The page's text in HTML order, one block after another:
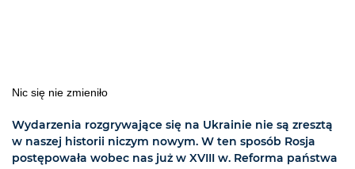
Nic się nie zmieniło
Wydarzenia rozgrywające się na Ukrainie nie są zresztą
w naszej historii niczym nowym. W ten sposób Rosja
postępowała wobec nas już w XVIII w. Reforma państwa